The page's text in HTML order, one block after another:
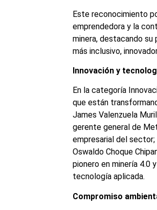
Este reconocimiento
emprendedora y la
minera, destacando
más inclusivo,
Innovación y
En la categoría
que están
James Valenzuela
gerente general de
empresarial del sector;
Oswaldo Choque
pionero en minería 4.0
tecnología aplicada.
Compromiso